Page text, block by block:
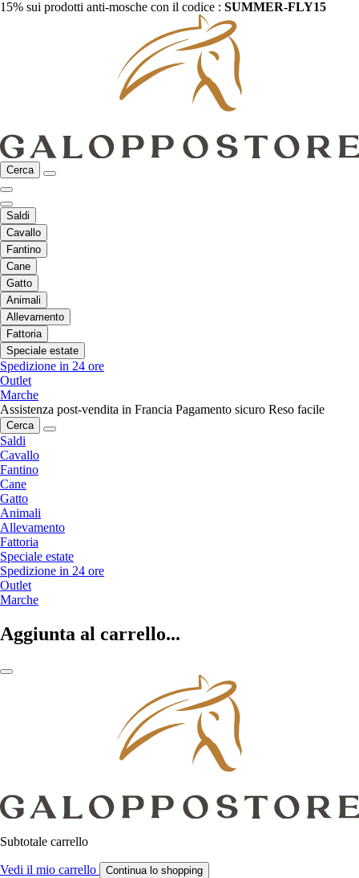
15% sui prodotti anti-mosche con il codice : SUMMER-FLY15
Cerca
Saldi
Cavallo
Fantino
Cane
Gatto
Animali
Allevamento
Fattoria
Speciale estate
Spedizione in 24 ore
Outlet
Marche
Assistenza post-vendita in Francia Pagamento sicuro Reso facile
Cerca
Saldi
Cavallo
Fantino
Cane
Gatto
Animali
Allevamento
Fattoria
Speciale estate
Spedizione in 24 ore
Outlet
Marche
Aggiunta al carrello...
Subtotale carrello
Vedi il mio carrello Continua lo shopping